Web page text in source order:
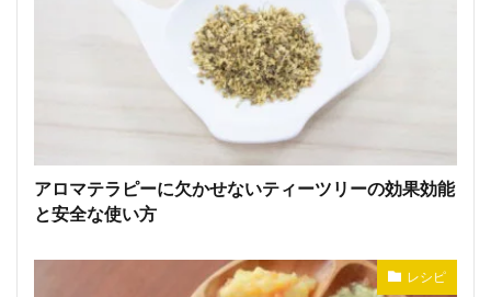
アロマテラピーに欠かせないティーツリーの効果効能
と安全な使い方
レシピ